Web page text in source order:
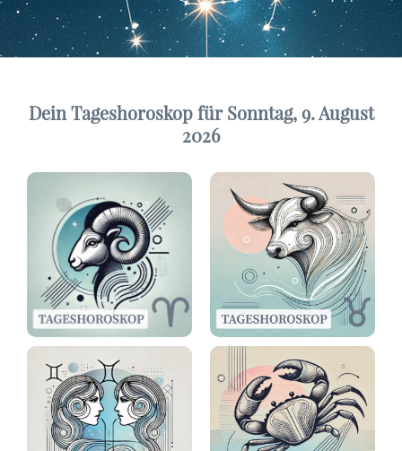
Dein Tageshoroskop für Sonntag, 9. August
2026